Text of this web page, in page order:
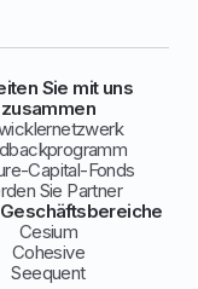
Sie mit uns
zusammen
Capital-Fonds
Sie Partner
Cesium
Cohesive
Seequent